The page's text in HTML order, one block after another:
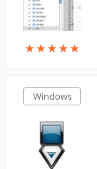
★★★★★
★★★★★
Windows